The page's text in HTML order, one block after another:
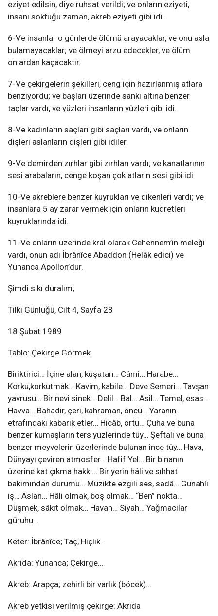
eziyet edilsin, diye ruhsat verildi; ve onların eziyeti,
insanı soktuğu zaman, akreb eziyeti gibi idi.
6-Ve insanlar o günlerde ölümü arayacaklar, ve onu asla
bulamayacaklar; ve ölmeyi arzu edecekler, ve ölüm
onlardan kaçacaktır.
7-Ve çekirgelerin şekilleri, ceng için hazırlanmış atlara
benziyordu; ve başları üzerinde sanki altına benzer
taçlar vardı, ve yüzleri insanların yüzleri gibi idi.
8-Ve kadınların saçları gibi saçları vardı, ve onların
dişleri aslanların dişleri gibi idiler.
9-Ve demirden zırhlar gibi zırhları vardı; ve kanatlarının
sesi arabaların, cenge koşan çok atların sesi gibi idi.
10-Ve akreblere benzer kuyrukları ve dikenleri vardı; ve
insanlara 5 ay zarar vermek için onların kudretleri
kuyruklarında idi.
11-Ve onların üzerinde kral olarak Cehennem’in meleği
vardı, onun adı İbrânîce Abaddon (Helâk edici) ve
Yunanca Apollon’dur.
Şimdi sıkı duralım;
Tilki Günlüğü, Cilt 4, Sayfa 23
18 Şubat 1989
Tablo: Çekirge Görmek
Biriktirici… İçine alan, kuşatan… Câmi… Harabe…
Korku,korkutmak… Kavim, kabile… Deve Semeri… Tavşan
yavrusu… Bir nevi sinek… Delil… Bal… Asil… Temel, esas…
Havva… Bahadır, çeri, kahraman, öncü… Yaranın
etrafındaki kabarık etler… Hicâb, örtü… Çuha ve buna
benzer kumaşların ters yüzlerinde tüy… Şeftali ve buna
benzer meyvelerin üzerlerinde bulunan ince tüy… Hava,
Dünyayı çeviren atmosfer… Hafif Yel… Bir binanın
üzerine kat çıkma hakkı… Bir yerin hâli ve sıhhat
bakımından durumu… Müzikte ezgili ses, sadâ… Günahlı
iş… Aslan… Hâli olmak, boş olmak… “Ben” nokta…
Düşmek, sâkıt olmak… Havan… Siyah… Yağmacılar
güruhu…
Keter: İbrânîce; Taç, Hiçlik…
Akrida: Yunanca; Çekirge…
Akreb: Arapça; zehirli bir varlık (böcek)…
Akreb yetkisi verilmiş çekirge: Akrida